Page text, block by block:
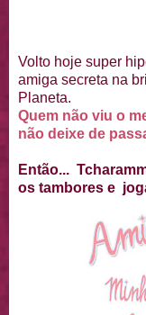
Volto hoje super
amiga secreta na
Planeta.
Quem não viu o
não deixe de
Então...
os tambores e